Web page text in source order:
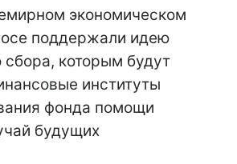
экономическом
поддержали идею
сбора, которым будут
институты
фонда помощи
будущих